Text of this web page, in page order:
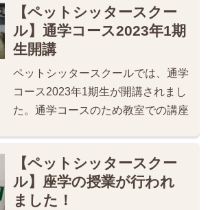
【ペットシッタースクー
ル】通学コース2023年1期
生開講
ペットシッタースクールでは、通学
コース2023年1期生が開講されまし
た。通学コースのため教室での講座
【ペットシッタースクー
ル】座学の授業が行われ
ました！